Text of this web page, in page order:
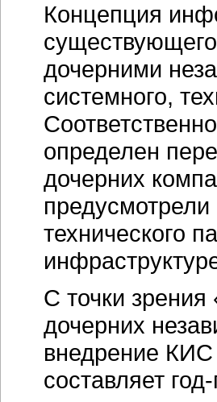
Концепция
дочерними
системного,
определен
дочерних
технического
С точки
дочерних
внедрение КИС
составляет